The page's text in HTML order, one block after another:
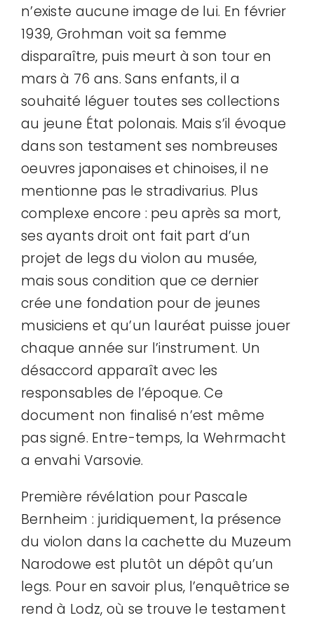
n’existe aucune image de lui. En février
1939, Grohman voit sa femme
disparaître, puis meurt à son tour en
mars à 76 ans. Sans enfants, il a
souhaité léguer toutes ses collections
au jeune État polonais. Mais s’il évoque
dans son testament ses nombreuses
oeuvres japonaises et chinoises, il ne
mentionne pas le stradivarius. Plus
complexe encore : peu après sa mort,
ses ayants droit ont fait part d’un
projet de legs du violon au musée,
mais sous condition que ce dernier
crée une fondation pour de jeunes
musiciens et qu’un lauréat puisse jouer
chaque année sur l’instrument. Un
désaccord apparaît avec les
responsables de l’époque. Ce
document non finalisé n’est même
pas signé. Entre-temps, la Wehrmacht
a envahi Varsovie.
Première révélation pour Pascale
Bernheim : juridiquement, la présence
du violon dans la cachette du Muzeum
Narodowe est plutôt un dépôt qu’un
legs. Pour en savoir plus, l’enquêtrice se
rend à Lodz, où se trouve le testament